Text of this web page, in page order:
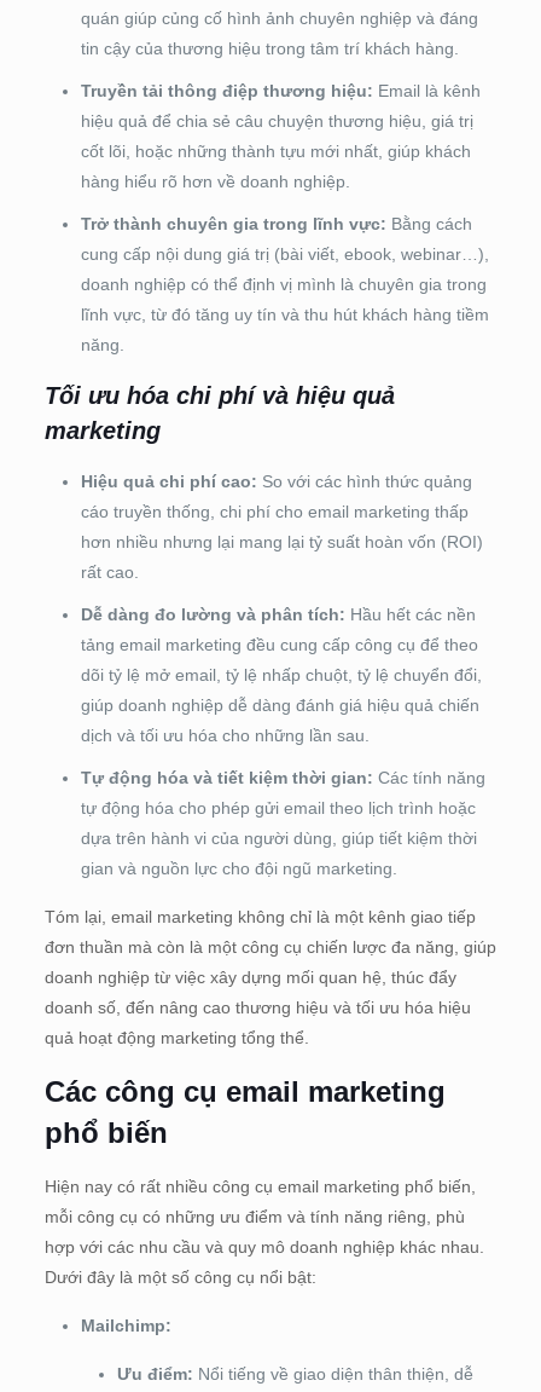
quán giúp củng cố hình ảnh chuyên nghiệp và đáng
tin cậy của thương hiệu trong tâm trí khách hàng.
Truyền tải thông điệp thương hiệu: Email là kênh
hiệu quả để chia sẻ câu chuyện thương hiệu, giá trị
cốt lõi, hoặc những thành tựu mới nhất, giúp khách
hàng hiểu rõ hơn về doanh nghiệp.
Trở thành chuyên gia trong lĩnh vực: Bằng cách
cung cấp nội dung giá trị (bài viết, ebook, webinar…),
doanh nghiệp có thể định vị mình là chuyên gia trong
lĩnh vực, từ đó tăng uy tín và thu hút khách hàng tiềm
năng.
Tối ưu hóa chi phí và hiệu quả
marketing
Hiệu quả chi phí cao: So với các hình thức quảng
cáo truyền thống, chi phí cho email marketing thấp
hơn nhiều nhưng lại mang lại tỷ suất hoàn vốn (ROI)
rất cao.
Dễ dàng đo lường và phân tích: Hầu hết các nền
tảng email marketing đều cung cấp công cụ để theo
dõi tỷ lệ mở email, tỷ lệ nhấp chuột, tỷ lệ chuyển đổi,
giúp doanh nghiệp dễ dàng đánh giá hiệu quả chiến
dịch và tối ưu hóa cho những lần sau.
Tự động hóa và tiết kiệm thời gian: Các tính năng
tự động hóa cho phép gửi email theo lịch trình hoặc
dựa trên hành vi của người dùng, giúp tiết kiệm thời
gian và nguồn lực cho đội ngũ marketing.
Tóm lại, email marketing không chỉ là một kênh giao tiếp
đơn thuần mà còn là một công cụ chiến lược đa năng, giúp
doanh nghiệp từ việc xây dựng mối quan hệ, thúc đẩy
doanh số, đến nâng cao thương hiệu và tối ưu hóa hiệu
quả hoạt động marketing tổng thể.
Các công cụ email marketing
phổ biến
Hiện nay có rất nhiều công cụ email marketing phổ biến,
mỗi công cụ có những ưu điểm và tính năng riêng, phù
hợp với các nhu cầu và quy mô doanh nghiệp khác nhau.
Dưới đây là một số công cụ nổi bật:
Mailchimp:
Ưu điểm: Nổi tiếng về giao diện thân thiện, dễ